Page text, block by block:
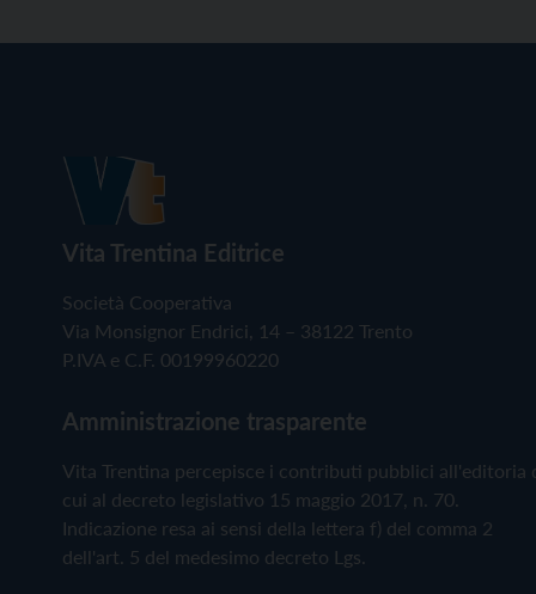
Vita Trentina Editrice
Società Cooperativa
Via Monsignor Endrici, 14 – 38122 Trento
P.IVA e C.F. 00199960220
Amministrazione trasparente
Vita Trentina percepisce i contributi pubblici all'editoria
cui al decreto legislativo 15 maggio 2017, n. 70.
Indicazione resa ai sensi della lettera f) del comma 2
dell'art. 5 del medesimo decreto Lgs.